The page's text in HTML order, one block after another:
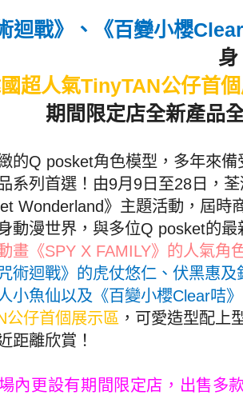
迴戰》、《百變小櫻Clear
身
超人氣TinyTAN公仔首
期間限定店全新產品
的Q posket角色模型，多年來
系列首選！由9月 9 日至28 日，
Wonderland》主題活動，屆時
動漫世界，與多位Q posket的最
畫《SPY X FAMILY》的人氣角
咒術迴戰》的虎仗悠仁、伏黑惠
小魚仙以及《百變小櫻Clear咭》
公仔首個展示區 ，可愛造型配上
距離欣賞！
內更設有期間限定店，出售多